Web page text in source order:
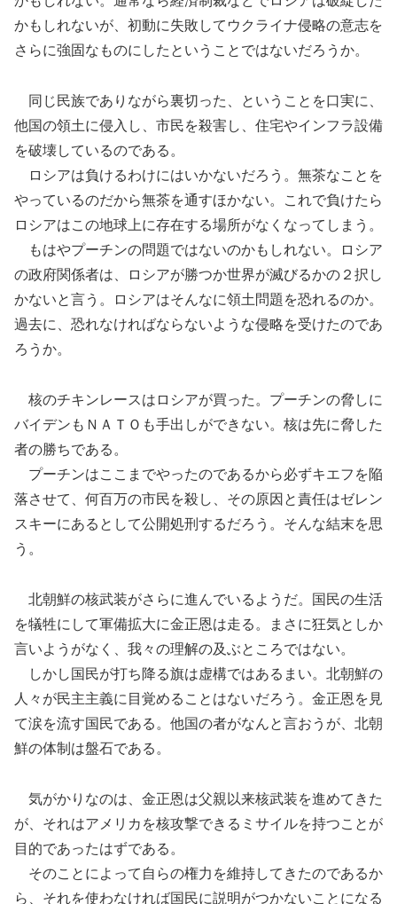
かもしれないが、初動に失敗してウクライナ侵略の意志を
さらに強固なものにしたということではないだろうか。
同じ民族でありながら裏切った、ということを口実に、
他国の領土に侵入し、市民を殺害し、住宅やインフラ設備
を破壊しているのである。
ロシアは負けるわけにはいかないだろう。無茶なことを
やっているのだから無茶を通すほかない。これで負けたら
ロシアはこの地球上に存在する場所がなくなってしまう。
もはやプーチンの問題ではないのかもしれない。ロシア
の政府関係者は、ロシアが勝つか世界が滅びるかの２択し
かないと言う。ロシアはそんなに領土問題を恐れるのか。
過去に、恐れなければならないような侵略を受けたのであ
ろうか。
核のチキンレースはロシアが買った。プーチンの脅しに
バイデンもＮＡＴＯも手出しができない。核は先に脅した
者の勝ちである。
プーチンはここまでやったのであるから必ずキエフを陥
落させて、何百万の市民を殺し、その原因と責任はゼレン
スキーにあるとして公開処刑するだろう。そんな結末を思
う。
北朝鮮の核武装がさらに進んでいるようだ。国民の生活
を犠牲にして軍備拡大に金正恩は走る。まさに狂気としか
言いようがなく、我々の理解の及ぶところではない。
しかし国民が打ち降る旗は虚構ではあるまい。北朝鮮の
人々が民主主義に目覚めることはないだろう。金正恩を見
て涙を流す国民である。他国の者がなんと言おうが、北朝
鮮の体制は盤石である。
気がかりなのは、金正恩は父親以来核武装を進めてきた
が、それはアメリカを核攻撃できるミサイルを持つことが
目的であったはずである。
そのことによって自らの権力を維持してきたのであるか
ら、それを使わなければ国民に説明がつかないことになる